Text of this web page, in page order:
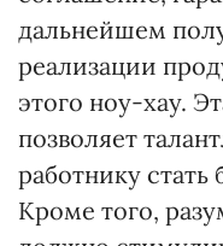
дальнейшем
реализации
этого ноу-хау.
позволяет
работнику
Кроме того,